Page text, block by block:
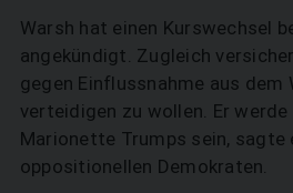
Warsh hat einen Kurswechsel
angekündigt. Zugleich
gegen Einflussnahme aus dem
verteidigen zu wollen. Er werde
Marionette Trumps sein, sagte
oppositionellen Demokraten.